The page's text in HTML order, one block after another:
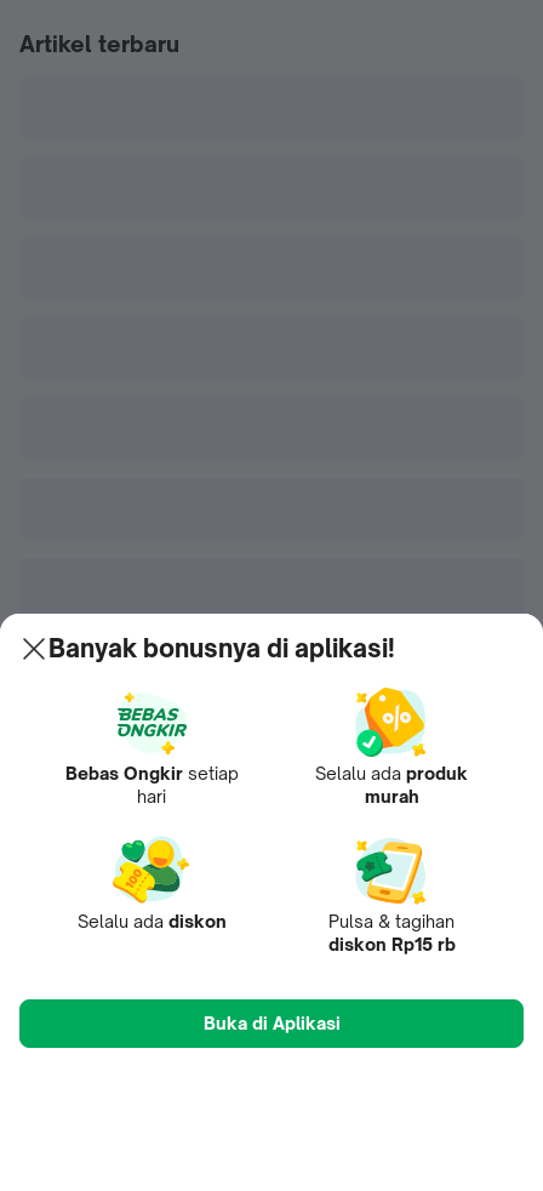
Artikel terbaru
Banyak bonusnya di aplikasi!
Bebas Ongkir setiap
hari
Selalu ada produk
murah
Selalu ada diskon
Pulsa & tagihan
diskon Rp15 rb
Buka di Aplikasi